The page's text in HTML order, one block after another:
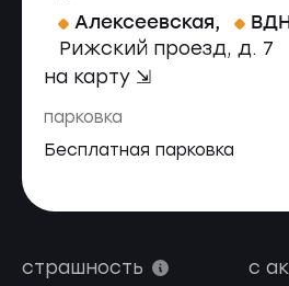
Алексеевская,
Рижский проезд, д. 7
на карту ⇲
парковка
Бесплатная парковка
страшность
с